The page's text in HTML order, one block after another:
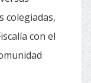
colegiadas,
con el